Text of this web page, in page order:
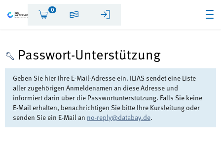
0
Passwort-Unterstützung
Geben Sie hier Ihre E-Mail-Adresse ein. ILIAS sendet eine Liste
aller zugehörigen Anmeldenamen an diese Adresse und
informiert darin über die Passwortunterstützung. Falls Sie keine
E-Mail erhalten, benachrichtigen Sie bitte Ihre Kursleitung oder
senden Sie ein E-Mail an no-reply@databay.de.